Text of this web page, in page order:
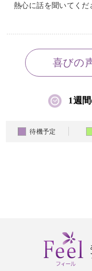
熱心に話を聞いてくだ
喜びの
1週
待機予定